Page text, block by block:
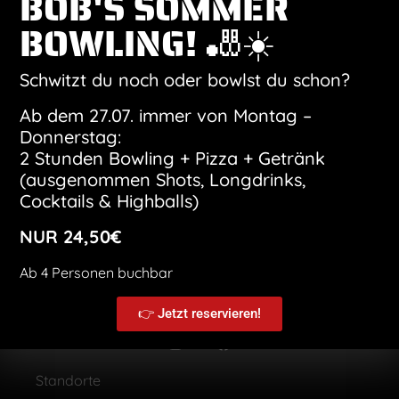
Kalender abonnieren
Standorte
BOWLING! 🎳☀️
Schwitzt du noch oder bowlst du schon?
Ab dem 27.07. immer von Montag –
Donnerstag:
2 Stunden Bowling + Pizza + Getränk
(ausgenommen Shots, Longdrinks,
Cocktails & Highballs)
NUR 24,50€
Ab 4 Personen buchbar
👉 Jetzt reservieren!